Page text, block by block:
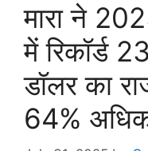
मारा ने
में रिकॉर्ड
डॉलर का
64%